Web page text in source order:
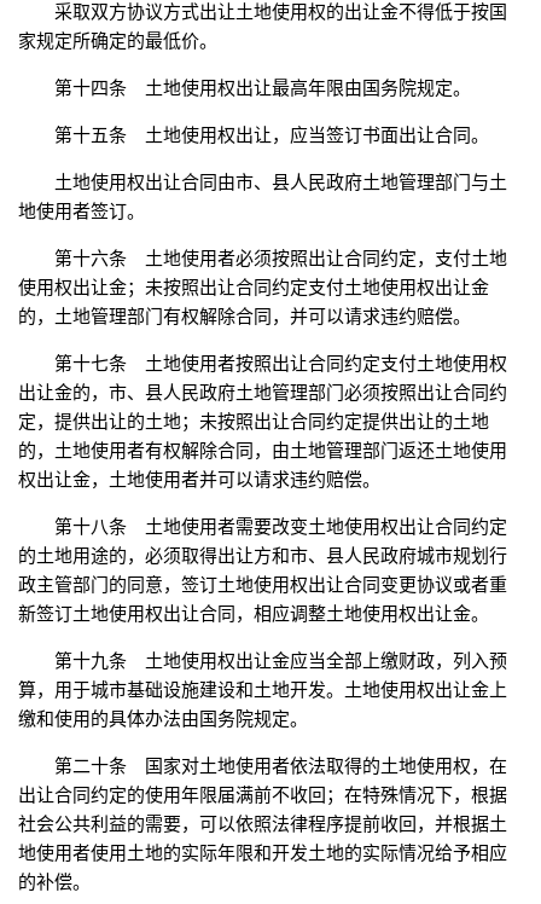
采取双方协议方式出让土地使用权的出让金不得低于按国
家规定所确定的最低价。
第十四条 土地使用权出让最高年限由国务院规定。
第十五条 土地使用权出让，应当签订书面出让合同。
土地使用权出让合同由市、县人民政府土地管理部门与土
地使用者签订。
第十六条 土地使用者必须按照出让合同约定，支付土地
使用权出让金；未按照出让合同约定支付土地使用权出让金
的，土地管理部门有权解除合同，并可以请求违约赔偿。
第十七条 土地使用者按照出让合同约定支付土地使用权
出让金的，市、县人民政府土地管理部门必须按照出让合同约
定，提供出让的土地；未按照出让合同约定提供出让的土地
的，土地使用者有权解除合同，由土地管理部门返还土地使用
权出让金，土地使用者并可以请求违约赔偿。
第十八条 土地使用者需要改变土地使用权出让合同约定
的土地用途的，必须取得出让方和市、县人民政府城市规划行
政主管部门的同意，签订土地使用权出让合同变更协议或者重
新签订土地使用权出让合同，相应调整土地使用权出让金。
第十九条 土地使用权出让金应当全部上缴财政，列入预
算，用于城市基础设施建设和土地开发。土地使用权出让金上
缴和使用的具体办法由国务院规定。
第二十条 国家对土地使用者依法取得的土地使用权，在
出让合同约定的使用年限届满前不收回；在特殊情况下，根据
社会公共利益的需要，可以依照法律程序提前收回，并根据土
地使用者使用土地的实际年限和开发土地的实际情况给予相应
的补偿。